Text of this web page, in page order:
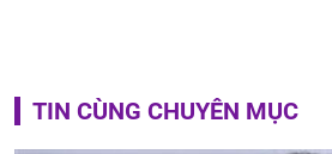
TIN CÙNG CHUYÊN MỤC